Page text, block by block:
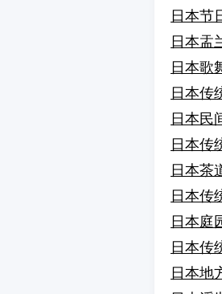
日本节
日本盂
日本歌
日本传
日本民
日本传
日本茶
日本传
日本庭
日本传
日本地